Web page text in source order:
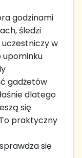
godzinami
śledzi
w
upominku
gadżetów
dlatego
się
praktyczny
się